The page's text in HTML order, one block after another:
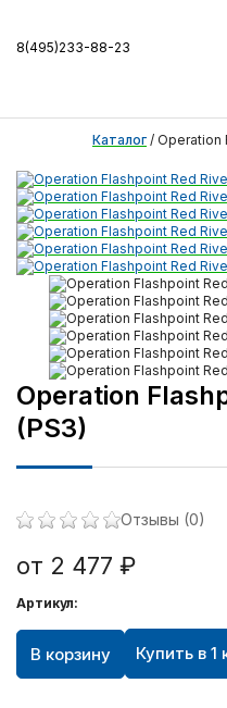
8(495)233-88-23
Каталог / Operation
Operation
(PS3)
Отзывы (0)
от 2 477 ₽
Артикул:
В корзину Купить в 1